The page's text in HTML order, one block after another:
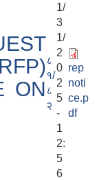
ON
८
१/
८
२
1/
3
1/
2
0
2
5
-
1
2:
5
6
rep
noti
ce.p
df